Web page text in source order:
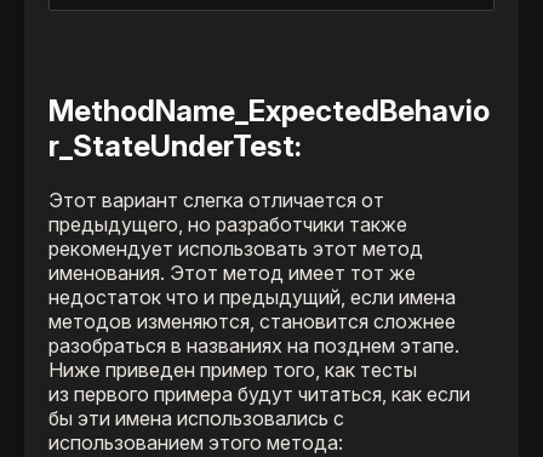
MethodName_ExpectedBehavio
r_StateUnderTest:
Этот вариант слегка отличается от
предыдущего, но разработчики также
рекомендует использовать этот метод
именования. Этот метод имеет тот же
недостаток что и предыдущий, если имена
методов изменяются, становится сложнее
разобраться в названиях на позднем этапе.
Ниже приведен пример того, как тесты
из первого примера будут читаться, как если
бы эти имена использовались с
использованием этого метода: